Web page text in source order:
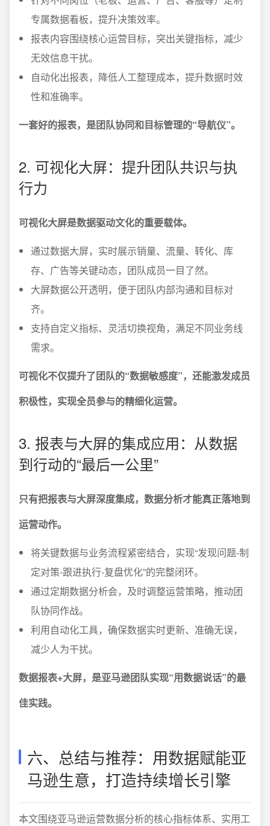
专属数据看板，提升决策效率。
报表内容围绕核心运营目标，突出关键指标，减少
无效信息干扰。
自动化出报表，降低人工整理成本，提升数据时效
性和准确率。
一套好的报表，是团队协同和目标管理的“导航仪”。
2. 可视化大屏：提升团队共识与执
行力
可视化大屏是数据驱动文化的重要载体。
通过数据大屏，实时展示销量、流量、转化、库
存、广告等关键动态，团队成员一目了然。
大屏数据公开透明，便于团队内部沟通和目标对
齐。
支持自定义指标、灵活切换视角，满足不同业务线
需求。
可视化不仅提升了团队的“数据敏感度”，还能激发成员
积极性，实现全员参与的精细化运营。
3. 报表与大屏的集成应用：从数据
到行动的“最后一公里”
只有把报表与大屏深度集成，数据分析才能真正落地到
运营动作。
将关键数据与业务流程紧密结合，实现“发现问题-制
定对策-跟进执行-复盘优化”的完整闭环。
通过定期数据分析会，及时调整运营策略，推动团
队协同作战。
利用自动化工具，确保数据实时更新、准确无误，
减少人为干扰。
数据报表+大屏，是亚马逊团队实现“用数据说话”的最
佳实践。
六、总结与推荐：用数据赋能亚
马逊生意，打造持续增长引擎
本文围绕亚马逊运营数据分析的核心指标体系、实用工